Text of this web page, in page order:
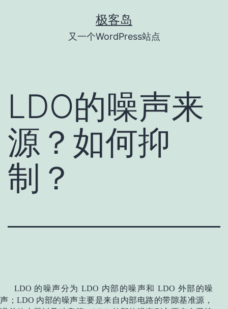
极客岛
又一个WordPress站点
LDO的噪声来
源？如何抑
制？
LDO 的噪声分为 LDO 内部的噪声和 LDO 外部的噪
声；LDO 内部的噪声主要是来自内部电路的带隙基准源，